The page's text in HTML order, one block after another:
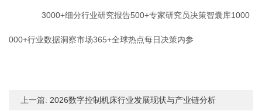
3000+细分行业研究报告500+专家研究员决策智囊库1000
000+行业数据洞察市场365+全球热点每日决策内参
上一篇:2026数字控制机床行业发展现状与产业链分析